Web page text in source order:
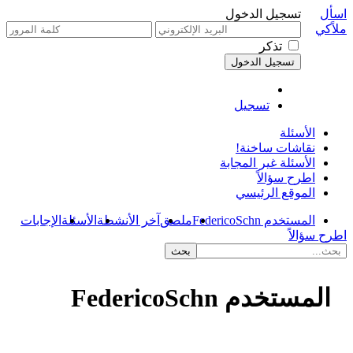
تسجيل الدخول
تذكر
تسجيل
اسأل
ملاًكي
الأسئلة
نقاشات ساخنة!
الأسئلة غير المجابة
اطرح سؤالاً
الموقع الرئيسي
المستخدم FedericoSchn ملصق آخر الأنشطة الأسئلة الإجابات
اطرح سؤالاً
المستخدم FedericoSchn